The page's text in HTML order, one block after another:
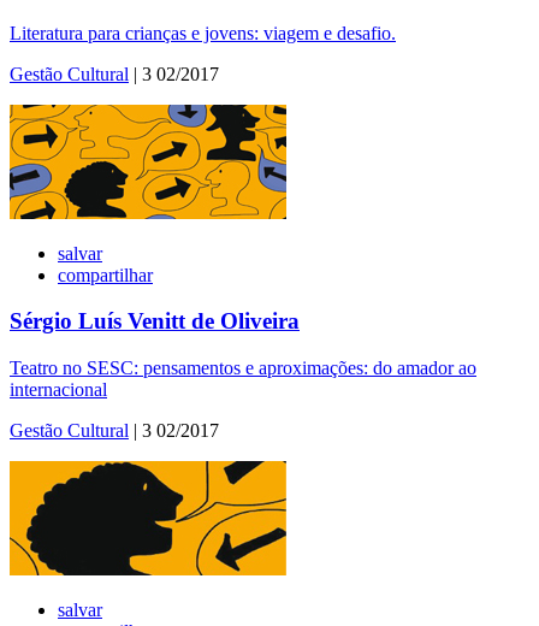
Literatura para crianças e jovens: viagem e desafio.
Gestão Cultural | 3 02/2017
salvar
compartilhar
Sérgio Luís Venitt de Oliveira
Teatro no SESC: pensamentos e aproximações: do amador ao
internacional
Gestão Cultural | 3 02/2017
salvar